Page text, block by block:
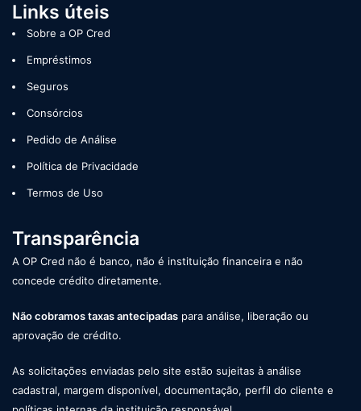
Links úteis
Sobre a OP Cred
Empréstimos
Seguros
Consórcios
Pedido de Análise
Política de Privacidade
Termos de Uso
Transparência
A OP Cred não é banco, não é instituição financeira e não
concede crédito diretamente.
Não cobramos taxas antecipadas para análise, liberação ou
aprovação de crédito.
As solicitações enviadas pelo site estão sujeitas à análise
cadastral, margem disponível, documentação, perfil do cliente e